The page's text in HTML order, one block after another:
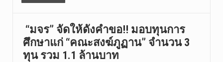
วัดสระเกศ …
“มจร” จัดให้ดังคำขอ!! มอบทุนการ
ศึกษาแก่ “คณะสงฆ์ภูฏาน” จำนวน 3
ทุน รวม 1.1 ล้านบาท